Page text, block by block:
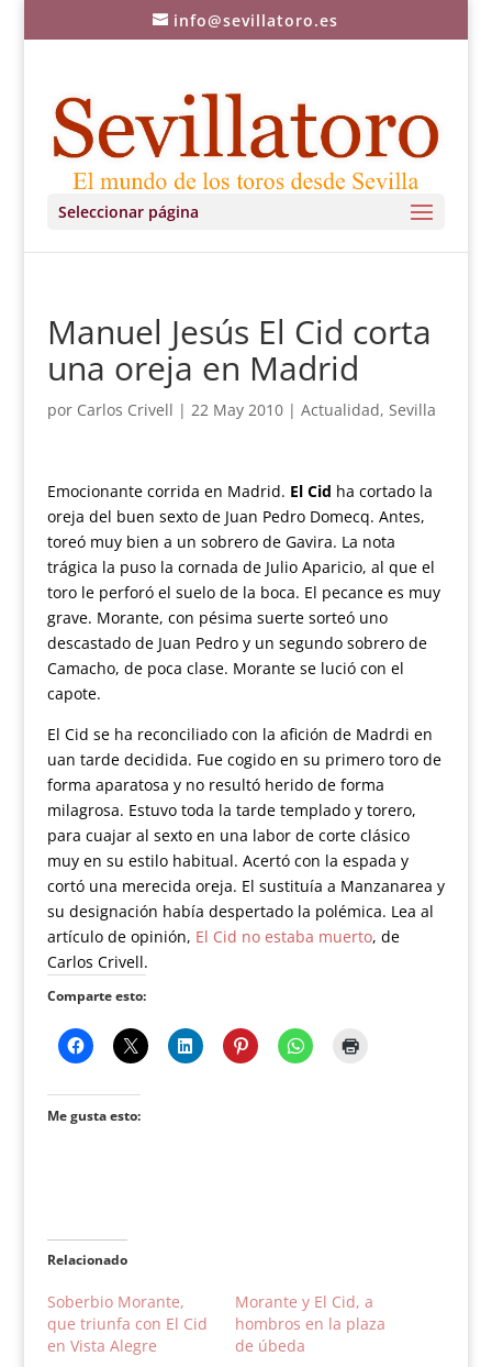
info@sevillatoro.es
Seleccionar página
Manuel Jesús El Cid corta
una oreja en Madrid
por Carlos Crivell | 22 May 2010| Actualidad, Sevilla
Emocionante corrida en Madrid. El Cid ha cortado la
oreja del buen sexto de Juan Pedro Domecq. Antes,
toreó muy bien a un sobrero de Gavira. La nota
trágica la puso la cornada de Julio Aparicio, al que el
toro le perforó el suelo de la boca. El pecance es muy
grave. Morante, con pésima suerte sorteó uno
descastado de Juan Pedro y un segundo sobrero de
Camacho, de poca clase. Morante se lució con el
capote.
El Cid se ha reconciliado con la afición de Madrdi en
uan tarde decidida. Fue cogido en su primero toro de
forma aparatosa y no resultó herido de forma
milagrosa. Estuvo toda la tarde templado y torero,
para cuajar al sexto en una labor de corte clásico
muy en su estilo habitual. Acertó con la espada y
cortó una merecida oreja. El sustituía a Manzanarea y
su designación había despertado la polémica. Lea al
artículo de opinión, El Cid no estaba muerto, de
Carlos Crivell.
Comparte esto:
Me gusta esto:
Relacionado
Soberbio Morante,
que triunfa con El Cid
en Vista Alegre
Morante y El Cid, a
hombros en la plaza
de úbeda